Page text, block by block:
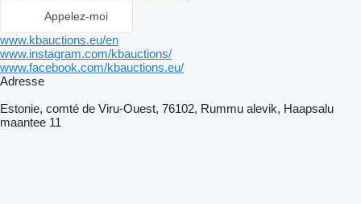
Appelez-moi
www.kbauctions.eu/en
www.instagram.com/kbauctions/
www.facebook.com/kbauctions.eu/
Adresse
Estonie, comté de Viru-Ouest, 76102, Rummu alevik, Haapsalu
maantee 11